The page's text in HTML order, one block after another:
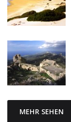
MEHR SEHEN